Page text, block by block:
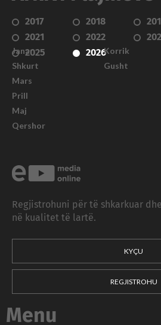
2017 2018
2021
2022
2025
2026
Janar
Shkurt
Mars
Prill
Maj
Qershor
Korrik
Gusht
Regjistrohuni për të shkarkuar
në kualitet të lartë.
KYÇU
REGJISTROHU
Menu